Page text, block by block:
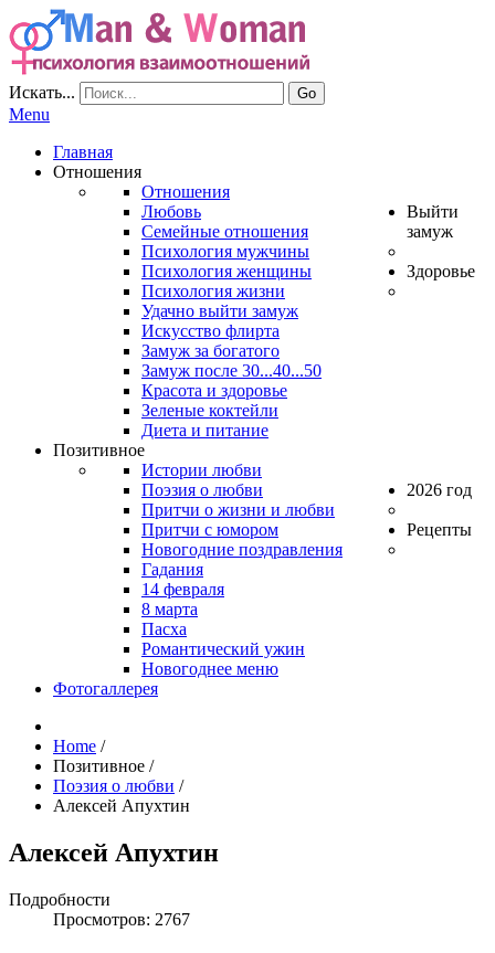
Искать... Go
Menu
Главная
Отношения
Отношения
Любовь
Семейные отношения
Психология мужчины
Психология женщины
Психология жизни
Выйти
замуж
Удачно выйти замуж
Искусство флирта
Замуж за богатого
Замуж после 30...40...50
Здоровье
Красота и здоровье
Зеленые коктейли
Диета и питание
Позитивное
Истории любви
Поэзия о любви
Притчи о жизни и любви
Притчи с юмором
2026 год
Новогодние поздравления
Гадания
14 февраля
8 марта
Рецепты
Пасха
Романтический ужин
Новогоднее меню
Фотогаллерея
Home /
Позитивное /
Поэзия о любви /
Алексей Апухтин
Алексей Апухтин
Подробности
Просмотров: 2767